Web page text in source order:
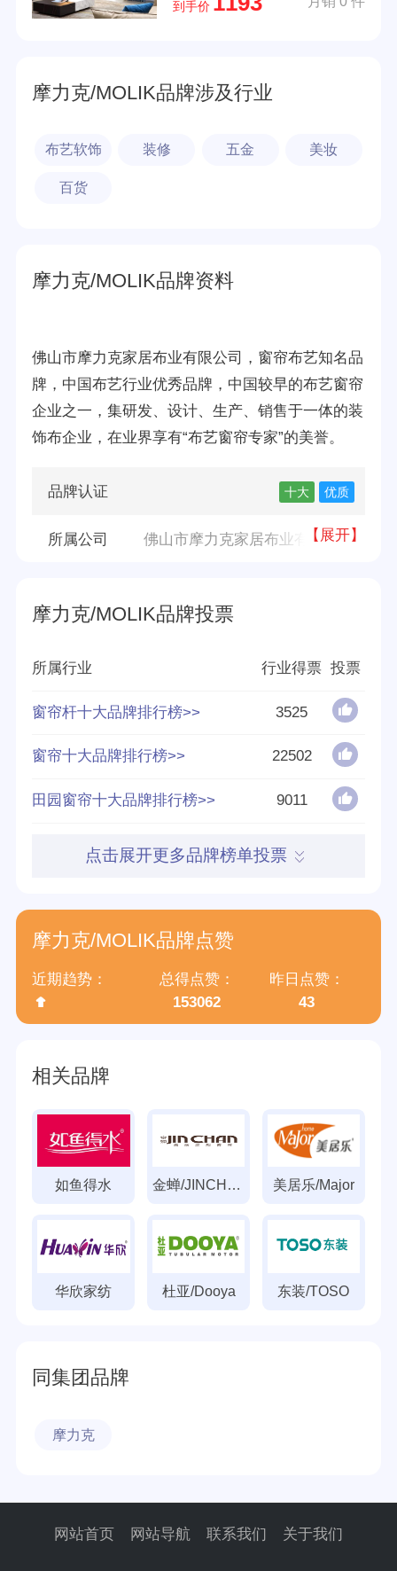
到手价
摩力克/MOLIK品牌涉及行业
布艺软饰 装修 五金 美妆
百货
摩力克/MOLIK品牌资料
佛山市摩力克家居布业有限公司，窗帘布艺知名品
牌，中国布艺行业优秀品牌，中国较早的布艺窗帘
企业之一，集研发、设计、生产、销售于一体的装
饰布企业，在业界享有“布艺窗帘专家”的美誉。
品牌认证 十大 优质
所属公司 佛山市摩力克家居布业有限公司
【展开】
摩力克/MOLIK品牌投票
所属行业 行业得票 投票
窗帘杆十大品牌排行榜>> 3525
窗帘十大品牌排行榜>> 22502
田园窗帘十大品牌排行榜>> 9011
点击展开更多品牌榜单投票
摩力克/MOLIK品牌点赞
近期趋势：
总得点赞：
153062
昨日点赞：
43
相关品牌
如鱼得水 金蝉/JINCHAN 美居乐/Major
华欣家纺 杜亚/Dooya 东装/TOSO
同集团品牌
摩力克
网站首页 网站导航 联系我们 关于我们